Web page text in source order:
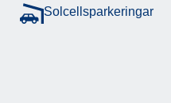
Solcellsparkeringar